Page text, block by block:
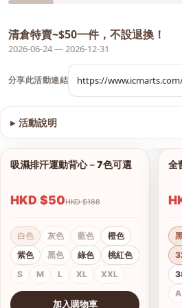
清倉特賣~$50一件，不設退換！
2026-06-24 — 2026-12-31
分享此活動連結
▸ 活動說明
1/9
查看圖片
吸濕排汗運動背心－7色可選
HKD $50 HKD $188
白色 灰色 藍色
橙色
紫色
黑色 綠色
桃紅色
S
M L XL XXL
加入購物車
全